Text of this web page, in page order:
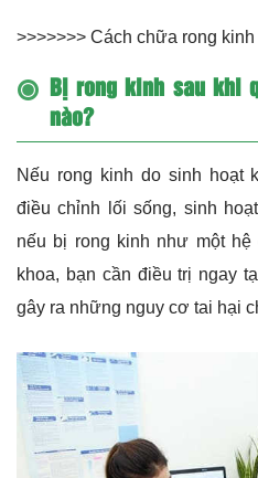
>>>>>>> Cách chữa rong
Bị rong kinh sau khi
nào?
Nếu rong kinh do sinh hoạt
điều chỉnh lối sống, sinh
nếu bị rong kinh như một hệ
khoa, bạn cần điều trị ngay
gây ra những nguy cơ tai hại